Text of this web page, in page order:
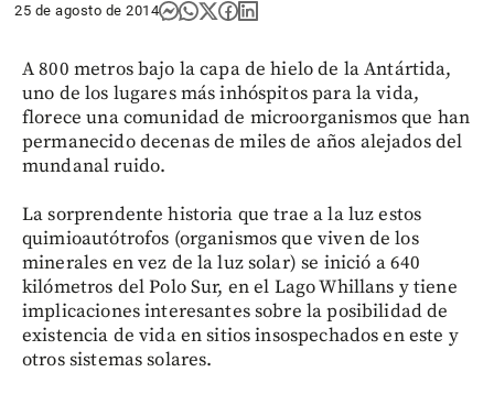
25 de agosto de 2014
A 800 metros bajo la capa de hielo de la Antártida,
uno de los lugares más inhóspitos para la vida,
florece una comunidad de microorganismos que han
permanecido decenas de miles de años alejados del
mundanal ruido.
La sorprendente historia que trae a la luz estos
quimioautótrofos (organismos que viven de los
minerales en vez de la luz solar) se inició a 640
kilómetros del Polo Sur, en el Lago Whillans y tiene
implicaciones interesantes sobre la posibilidad de
existencia de vida en sitios insospechados en este y
otros sistemas solares.